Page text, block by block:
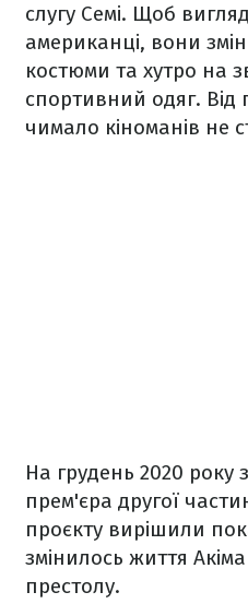
слугу Семі. Щоб
американці, вони
костюми та хутро на
спортивний одяг.
чимало кіноманів не
На грудень 2020 року
прем'єра другої
проєкту вирішили
змінилось життя
престолу.